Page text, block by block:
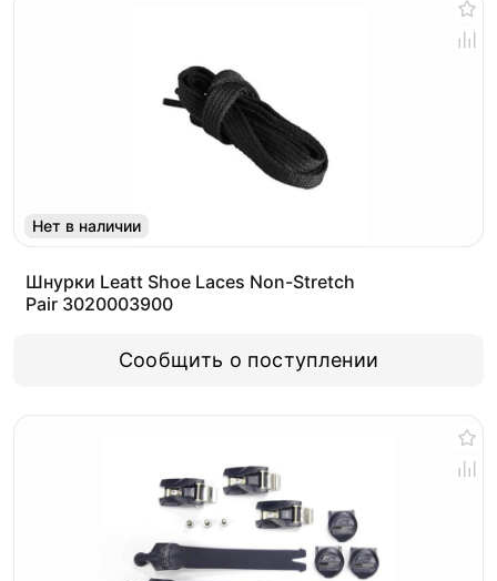
Нет в наличии
Шнурки Leatt Shoe Laces Non-Stretch
Pair 3020003900
Сообщить о поступлении